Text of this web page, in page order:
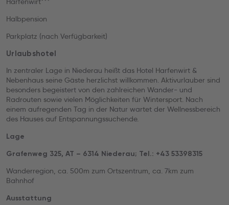
Halbpension
Parkplatz (nach Verfügbarkeit)
Urlaubshotel
In zentraler Lage in Niederau heißt das Hotel Harfenwirt &
Nebenhaus seine Gäste herzlichst willkommen. Aktivurlauber sind
besonders begeistert von den zahlreichen Wander- und
Radrouten sowie vielen Möglichkeiten für Wintersport. Nach
einem aufregenden Tag in der Natur wartet der Wellnessbereich
des Hauses auf Entspannungssuchende.
Lage
Grafenweg 325, AT – 6314 Niederau; Tel.: +43 53398315
Wanderregion, ca. 500m zum Ortszentrum, ca. 7km zum
Bahnhof
Ausstattung